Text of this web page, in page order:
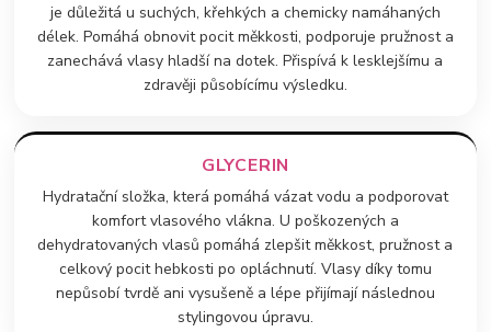
je důležitá u suchých, křehkých a chemicky namáhaných
délek. Pomáhá obnovit pocit měkkosti, podporuje pružnost a
zanechává vlasy hladší na dotek. Přispívá k lesklejšímu a
zdravěji působícímu výsledku.
GLYCERIN
Hydratační složka, která pomáhá vázat vodu a podporovat
komfort vlasového vlákna. U poškozených a
dehydratovaných vlasů pomáhá zlepšit měkkost, pružnost a
celkový pocit hebkosti po opláchnutí. Vlasy díky tomu
nepůsobí tvrdě ani vysušeně a lépe přijímají následnou
stylingovou úpravu.